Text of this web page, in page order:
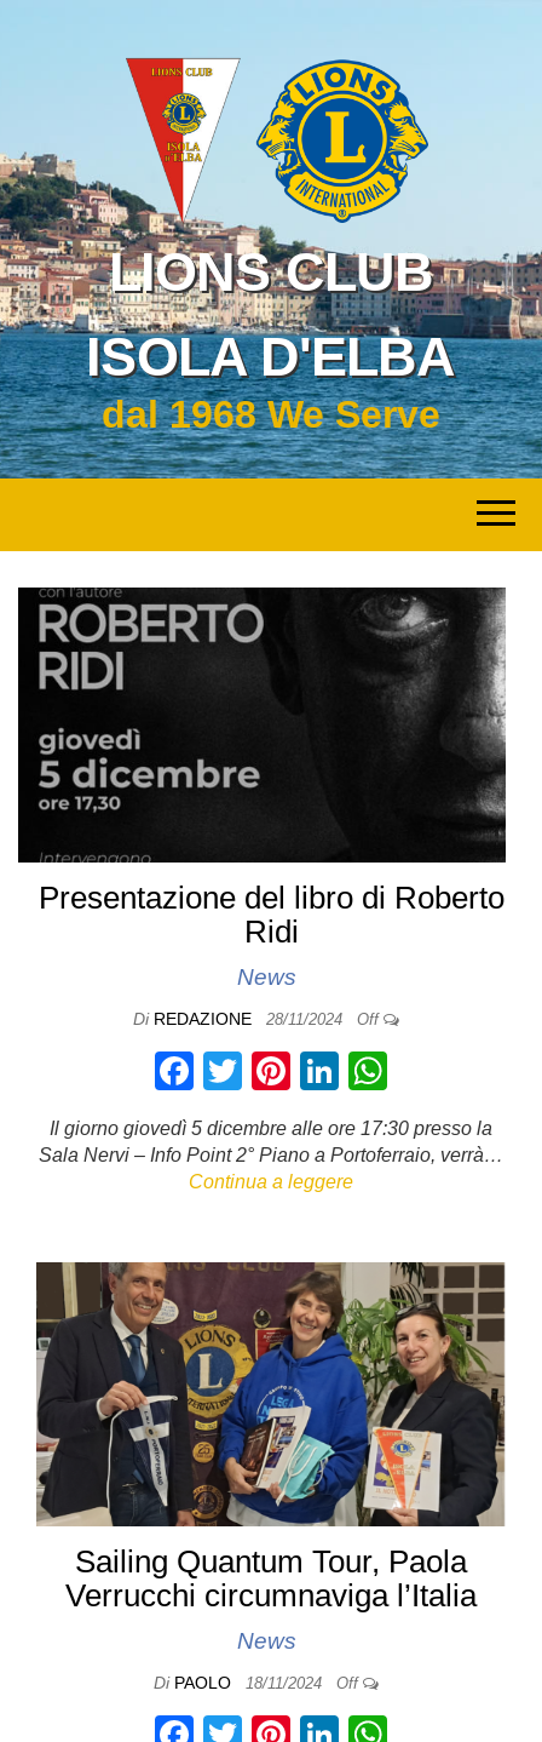
LIONS CLUB
ISOLA D'ELBA
dal 1968 We Serve
Presentazione del libro di Roberto
Ridi
News
Di REDAZIONE 28/11/2024 Off
F
a
c
e
o
o
k
T
wi
tt
er
Pi
nt
er
e
Li
n
k
e
n
h
at
p
p
Il giorno giovedì 5 dicembre alle ore 17:30 presso la
Sala Nervi – Info Point 2° Piano a Portoferraio, verrà…
Continua a leggere
Sailing Quantum Tour, Paola
Verrucchi circumnaviga l’Italia
News
Di PAOLO 18/11/2024 Off